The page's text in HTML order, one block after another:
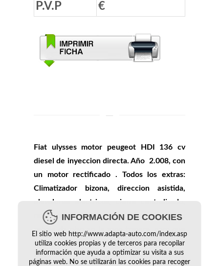
P.V.P €
Fiat ulysses motor peugeot HDI 136 cv
diesel de inyeccion directa. Año 2.008, con
un motor rectificado . Todos los extras:
Climatizador bizona, direccion asistida,
elevalunas electricos, cierre centralizado,
numerosos airbags, etc. Dispone de un
rebaje de piso en la zona trasera, para que
pueda entrar un persona de movilidad
reducida sentada en su propia silla de
INFORMACIÓN DE COOKIES
El sitio web http://www.adapta-auto.com/index.asp
utiliza cookies propias y de terceros para recopilar
información que ayuda a optimizar su visita a sus
páginas web. No se utilizarán las cookies para recoger